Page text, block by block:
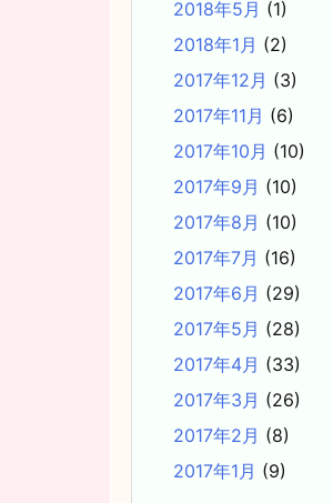
2018年5月 (1)
2018年1月 (2)
2017年12月 (3)
2017年11月 (6)
2017年10月 (10)
2017年9月 (10)
2017年8月 (10)
2017年7月 (16)
2017年6月 (29)
2017年5月 (28)
2017年4月 (33)
2017年3月 (26)
2017年2月 (8)
2017年1月 (9)